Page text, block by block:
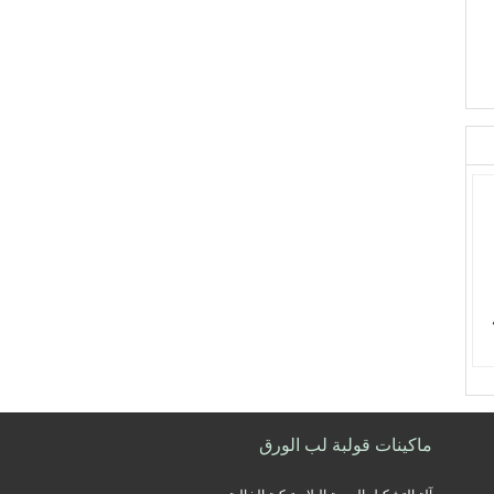
ماكينات قولبة لب الورق